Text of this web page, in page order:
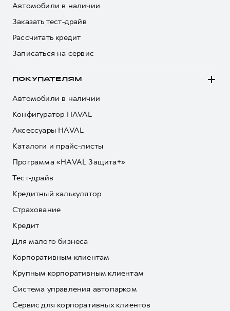
Автомобили в наличии
Заказать тест-драйв
Рассчитать кредит
Записаться на сервис
ПОКУПАТЕЛЯМ
Автомобили в наличии
Конфигуратор HAVAL
Аксессуары HAVAL
Каталоги и прайс-листы
Программа «HAVAL Защита+»
Тест-драйв
Кредитный калькулятор
Страхование
Кредит
Для малого бизнеса
Корпоративным клиентам
Крупным корпоративным клиентам
Система управления автопарком
Сервис для корпоративных клиентов